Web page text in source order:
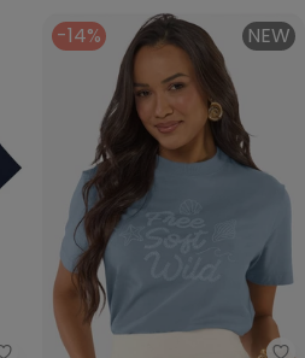
-14% NEW